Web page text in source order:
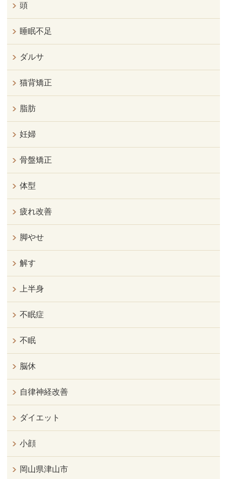
頭
睡眠不足
ダルサ
猫背矯正
脂肪
妊婦
骨盤矯正
体型
疲れ改善
脚やせ
解す
上半身
不眠症
不眠
脳休
自律神経改善
ダイエット
小顔
岡山県津山市